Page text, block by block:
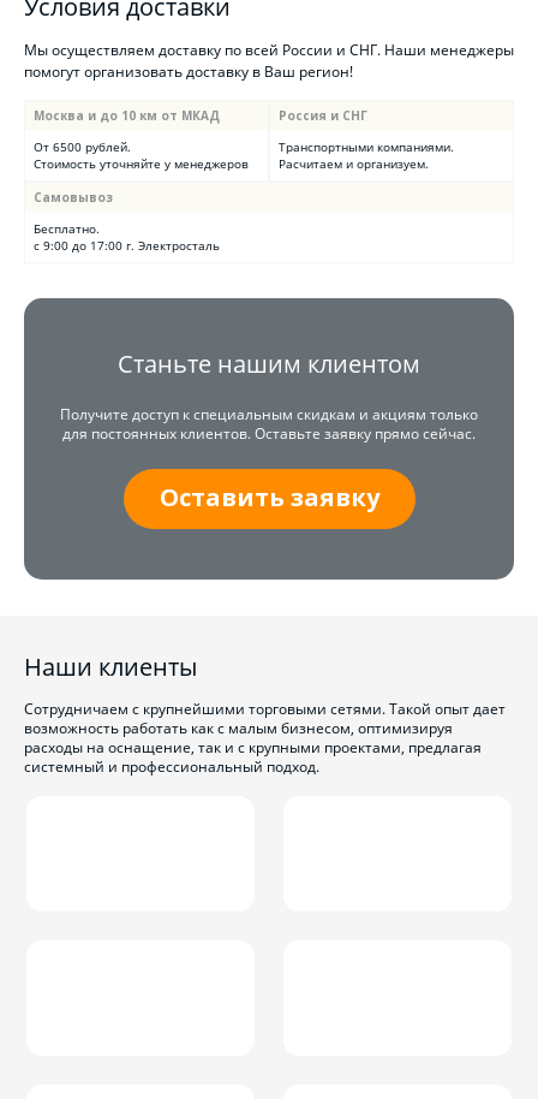
Мы осуществляем доставку по всей России и СНГ. Наши менеджеры
помогут организовать доставку в Ваш регион!
Москва и до 10 км от МКАД
От 6500 рублей.
Стоимость уточняйте у менеджеров
Россия и СНГ
Транспортными компаниями.
Расчитаем и организуем.
Самовывоз
Бесплатно.
с 9:00 до 17:00 г. Электросталь
Станьте нашим клиентом
Получите доступ к специальным скидкам и акциям только
для постоянных клиентов. Оставьте заявку прямо сейчас.
Оставить заявку
Наши клиенты
Сотрудничаем с крупнейшими торговыми сетями. Такой опыт дает
возможность работать как с малым бизнесом, оптимизируя
расходы на оснащение, так и с крупными проектами, предлагая
системный и профессиональный подход.